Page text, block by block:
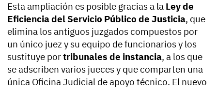
Esta ampliación es posible gracias a la Ley de
Eficiencia del Servicio Público de Justicia, que
elimina los antiguos juzgados compuestos por
un único juez y su equipo de funcionarios y los
sustituye portribunales de instancia, a los que
se adscriben varios jueces y que comparten una
única Oficina Judicial de apoyo técnico. El nuevo